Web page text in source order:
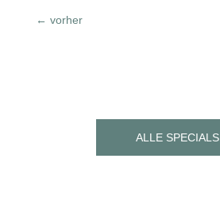
← vorher
ALLE SPECIALS